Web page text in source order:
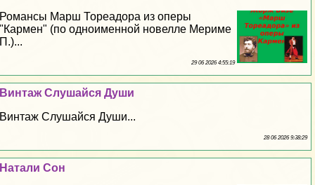
Романсы Марш Тореадора из оперы
"Кармен" (по одноименной новелле Мериме
П.)...
29 06 2026 4:55:19
Винтаж Слушайся Души
Винтаж Слушайся Души...
28 06 2026 9:38:29
Натали Сон